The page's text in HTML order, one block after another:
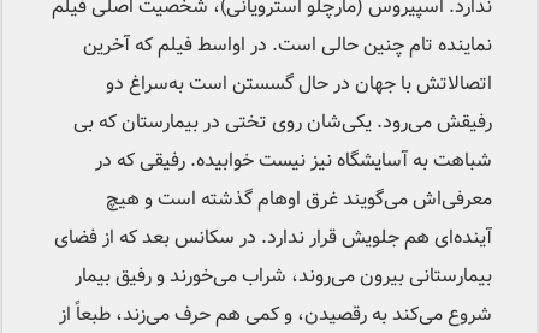
ندارد. اسپیروس (مارچلو استرویانی)، شخصیت اصلی فیلم
نماینده تام چنین حالی است. در اواسط فیلم که آخرین
اتصالاتش با جهان در حال گسستن است به‌سراغ دو
رفیقش می‌رود. یکی‌شان روی تختی در بیمارستان که بی‌
شباهت به آسایشگاه نیز نیست خوابیده. رفیقی که در
معرفی‌اش می‌گویند غرق اوهام گذشته است و هیچ
آینده‌ای هم جلویش قرار ندارد. در سکانس بعد که از فضای
بیمارستانی بیرون می‌روند، شراب می‌خورند و رفیق بیمار
شروع می‌کند به رقصیدن، و کمی هم حرف می‌زند، طبعاً از